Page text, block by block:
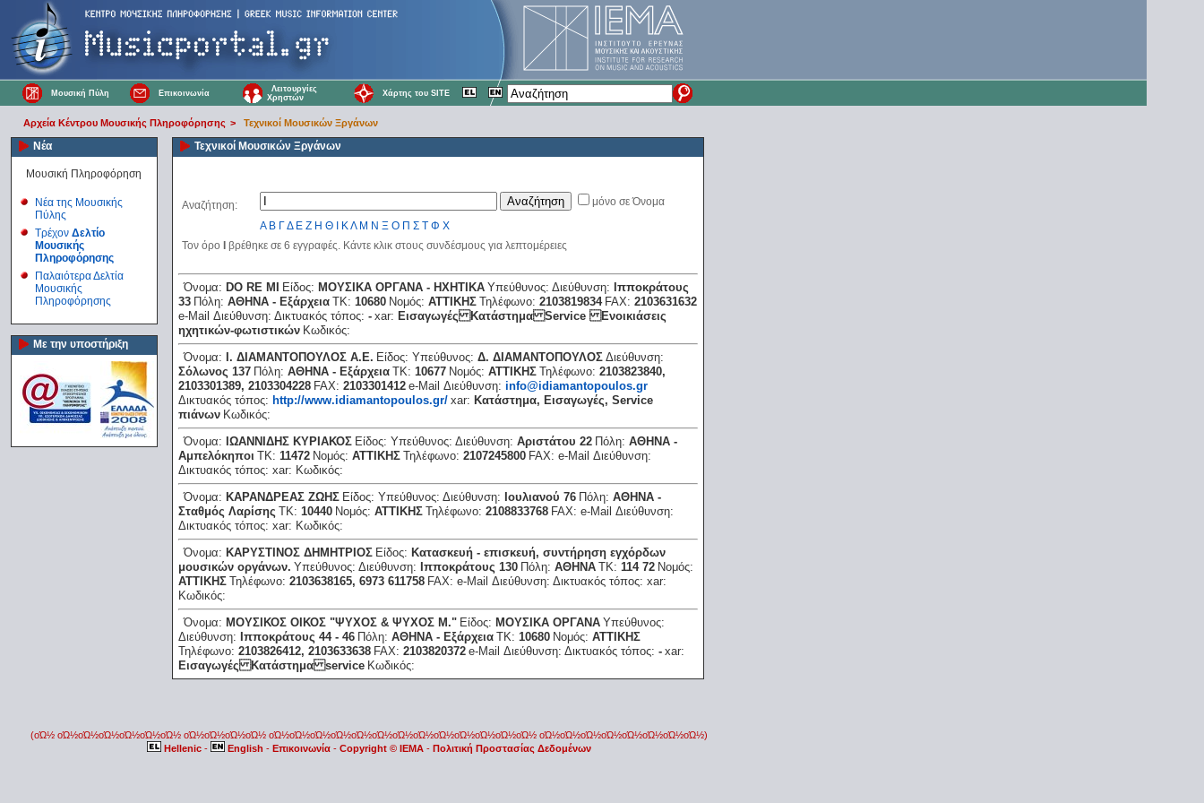
Μουσική Πύλη Επικοινωνία
Λειτουργίες
Χρηστών
Χάρτης του SITE
Αρχεία Κέντρου Μουσικής Πληροφόρησης > Τεχνικοί Μουσικών Ξργάνων
Νέα
Μουσική Πληροφόρηση
Νέα της Μουσικής
Πύλης
Τρέχον Δελτίο
Μουσικής
Πληροφόρησης
Παλαιότερα Δελτία
Μουσικής
Πληροφόρησης
Με την υποστήριξη
Τεχνικοί Μουσικών Ξργάνων
Αναζήτηση:
μόνο σε Όνομα
Α Β ΓΔ Ε Ζ Η Θ ΚΛ Μ Ν Ξ Ο Π Σ Τ Φ Χ
Τον όρο
βρέθηκε σε 6 εγγραφές. Κάντε κλικ στους συνδέσμους για λεπτομέρειες
Όνομα: DΟ RΕ ΜΙ Είδος: ΜΟΥΣΙΚΑ ΟΡΓΑΝΑ - ΗΧΗΤΙΚΑ Υπεύθυνος: Διεύθυνση: Ιπποκράτους
33 Πόλη: ΑΘΗΝΑ - Εξάρχεια ΤΚ: 10680 Νομός: ΑΤΤΙΚΗΣ Τηλέφωνο: 2103819834 FAX: 2103631632
e-Mail Διεύθυνση: Δικτυακός τόπος: - xar: Εισαγωγές Κατάστημα Service Ενοικιάσεις
ηχητικών-φωτιστικών Κωδικός:
Όνομα: Ι. ΔΙΑΜΑΝΤΟΠΟΥΛΟΣ Α.Ε. Είδος: Υπεύθυνος: Δ. ΔΙΑΜΑΝΤΟΠΟΥΛΟΣ Διεύθυνση:
Σόλωνος 137 Πόλη: ΑΘΗΝΑ - Εξάρχεια ΤΚ: 10677 Νομός: ΑΤΤΙΚΗΣ Τηλέφωνο: 2103823840,
2103301389, 2103304228 FAX: 2103301412 e-Mail Διεύθυνση: info@idiamantopoulos.gr
Δικτυακός τόπος: http://www.idiamantopoulos.gr/ xar: Κατάστημα, Εισαγωγές, Service
πιάνων Κωδικός:
Όνομα: ΙΩΑΝΝΙΔΗΣ ΚΥΡΙΑΚΟΣ Είδος: Υπεύθυνος: Διεύθυνση: Αριστάτου 22 Πόλη: ΑΘΗΝΑ -
Αμπελόκηποι ΤΚ: 11472 Νομός: ΑΤΤΙΚΗΣ Τηλέφωνο: 2107245800 FAX: e-Mail Διεύθυνση:
Δικτυακός τόπος: xar: Κωδικός:
Όνομα: ΚΑΡΑΝΔΡΕΑΣ ΖΩΗΣ Είδος: Υπεύθυνος: Διεύθυνση: Ιουλιανού 76 Πόλη: ΑΘΗΝΑ -
Σταθμός Λαρίσης ΤΚ: 10440 Νομός: ΑΤΤΙΚΗΣ Τηλέφωνο: 2108833768 FAX: e-Mail Διεύθυνση:
Δικτυακός τόπος: xar: Κωδικός:
Όνομα: ΚΑΡΥΣΤΙΝΟΣ ΔΗΜΗΤΡΙΟΣ Είδος: Κατασκευή - επισκευή, συντήρηση εγχόρδων
μουσικών οργάνων. Υπεύθυνος: Διεύθυνση: Ιπποκράτους 130 Πόλη: ΑΘΗΝΑ ΤΚ: 114 72 Νομός:
ΑΤΤΙΚΗΣ Τηλέφωνο: 2103638165, 6973 611758 FAX: e-Mail Διεύθυνση: Δικτυακός τόπος: xar:
Κωδικός:
Όνομα: ΜΟΥΣΙΚΟΣ ΟΙΚΟΣ "ΨΥΧΟΣ & ΨΥΧΟΣ Μ." Είδος: ΜΟΥΣΙΚΑ ΟΡΓΑΝΑ Υπεύθυνος:
Διεύθυνση: Ιπποκράτους 44 - 46 Πόλη: ΑΘΗΝΑ - Εξάρχεια ΤΚ: 10680 Νομός: ΑΤΤΙΚΗΣ
Τηλέφωνο: 2103826412, 2103633638 FAX: 2103820372 e-Mail Διεύθυνση: Δικτυακός τόπος: - xar:
Εισαγωγές Κατάστημα service Κωδικός:
(οΏ½ οΏ½οΏ½οΏ½οΏ½οΏ½οΏ½ οΏ½οΏ½οΏ½οΏ½ οΏ½οΏ½οΏ½οΏ½οΏ½οΏ½οΏ½οΏ½οΏ½οΏ½οΏ½οΏ½οΏ½ οΏ½οΏ½οΏ½οΏ½οΏ½οΏ½οΏ½οΏ½)
Hellenic - English - Επικοινωνία - Copyright © IEMA - Πολιτική Προστασίας Δεδομένων